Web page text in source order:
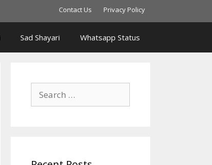
Contact Us Privacy Policy
Sad Shayari Whatsapp Status
for: